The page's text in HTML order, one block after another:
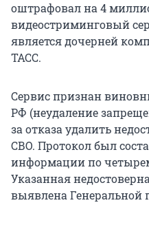
оштрафовал на 4
видеостриминговый
является дочерней
ТАСС.
Сервис признан
РФ (неудаление
за отказа удалить
СВО. Протокол был
информации по
Указанная
выявлена Генеральной